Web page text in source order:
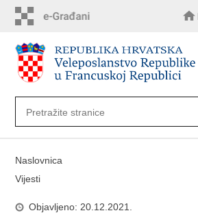
sadržaj
Naslovnica
Vijesti
Objavljeno: 20.12.2021.